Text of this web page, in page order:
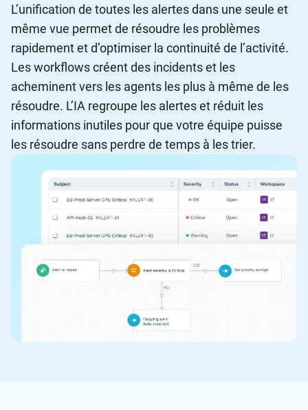
L’unification de toutes les alertes dans une seule et
même vue permet de résoudre les problèmes
rapidement et d’optimiser la continuité de l’activité.
Les workflows créent des incidents et les
acheminent vers les agents les plus à même de les
résoudre. L’IA regroupe les alertes et réduit les
informations inutiles pour que votre équipe puisse
les résoudre sans perdre de temps à les trier.